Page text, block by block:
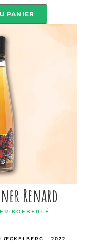
PANIER
Renard
KOEBERLÉ
- 2022